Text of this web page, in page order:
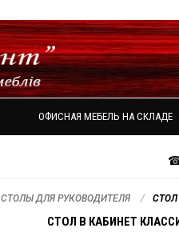
ОФИСНАЯ МЕБЕЛЬ НА СКЛАДЕ
☎
СТОЛЫ ДЛЯ РУКОВОДИТЕЛЯ СТОЛ
СТОЛ В КАБИНЕТ